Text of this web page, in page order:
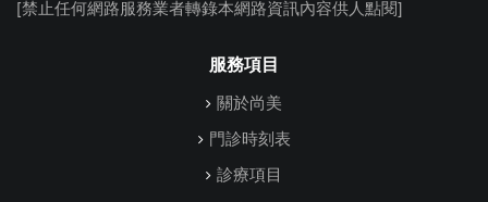
[禁止任何網路服務業者轉錄本網路資訊內容供人點閱]
服務項目
關於尚美
門診時刻表
診療項目